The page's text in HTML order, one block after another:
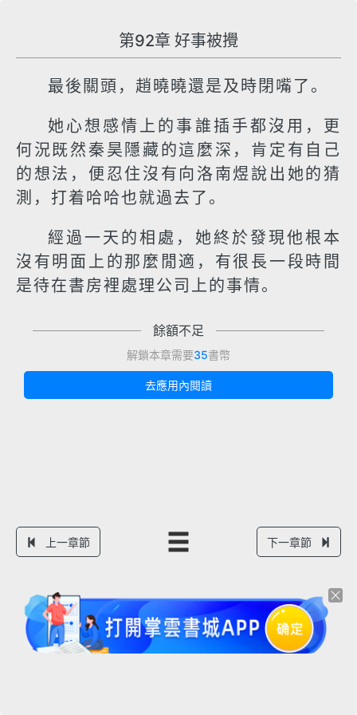
第92章 好事被攪
最後關頭，趙曉曉還是及時閉嘴了。
她心想感情上的事誰插手都沒用，更
何況既然秦昊隱藏的這麼深，肯定有自己
的想法，便忍住沒有向洛南煜說出她的猜
測，打着哈哈也就過去了。
經過一天的相處，她終於發現他根本
沒有明面上的那麼閒適，有很長一段時間
是待在書房裡處理公司上的事情。
餘額不足
解鎖本章需要35書幣
去應用內閱讀
上一章節 下一章節